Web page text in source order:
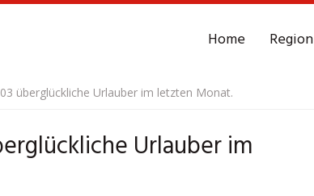
Home Region
überglückliche Urlauber im letzten Monat.
Urlauber im